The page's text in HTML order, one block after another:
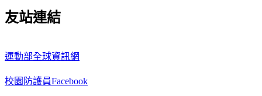
友站連結
運動部全球資訊網
校園防護員Facebook